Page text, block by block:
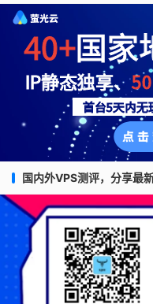
国内外VPS测评，分享最